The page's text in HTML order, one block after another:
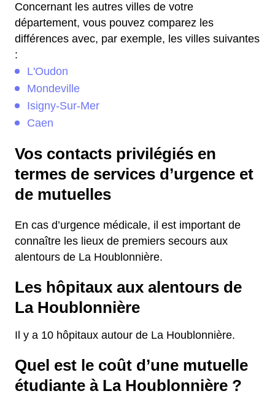
Concernant les autres villes de votre
département, vous pouvez comparez les
différences avec, par exemple, les villes suivantes
:
L'Oudon
Mondeville
Isigny-Sur-Mer
Caen
Vos contacts privilégiés en
termes de services d’urgence et
de mutuelles
En cas d’urgence médicale, il est important de
connaître les lieux de premiers secours aux
alentours de La Houblonnière.
Les hôpitaux aux alentours de
La Houblonnière
Il y a 10 hôpitaux autour de La Houblonnière.
Quel est le coût d’une mutuelle
étudiante à La Houblonnière ?